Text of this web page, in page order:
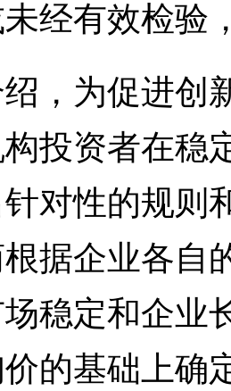
经有效检验
为促进创
投资者在稳
对性的规则
据企业各自
稳定和企业
的基础上确